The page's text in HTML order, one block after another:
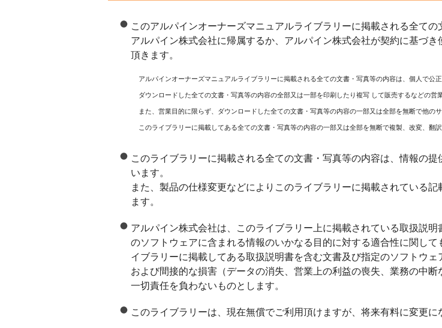
このアルパインオーナーズマニュアルライブラリーに掲載される全て
アルパイン株式会社に帰属するか、アルパイン株式会社が契約に基づ
頂きます。
アルパインオーナーズマニュアルライブラリーに掲載される全ての文書・写真等の内容は、個人で公
ダウンロードした全ての文書・写真等の内容の全部又は一部を印刷したり複写 して販売するなどの営
また、営業目的に限らず、ダウンロードした全ての文書・写真等の内容の一部又は全部を無断で他の
このライブラリーに掲載してある全ての文書・写真等の内容の一部又は全部を無断で複製、改変、翻
このライブラリーに掲載される全ての文書・写真等の内容は、情報の
います。
また、製品の仕様変更などによりこのライブラリーに掲載されている
ます。
アルパイン株式会社は、このライブラリー上に掲載されている取扱説
のソフトウェアに含まれる情報のいかなる目的に対する適合性に関し
イブラリーに掲載してある取扱説明書を含む文書及び指定のソフトウ
および間接的な損害（データの消失、営業上の利益の喪失、業務の中
一切責任を負わないものとします。
このライブラリーは、現在無償でご利用頂けますが、将来有料に変更に